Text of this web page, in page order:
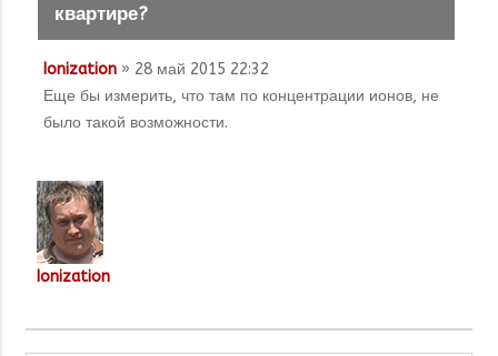
квартире?
Ionization » 28 май 2015 22:32
Еще бы измерить, что там по концентрации ионов, не
было такой возможности.
Ionization